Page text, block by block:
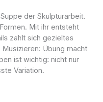
der Skulpturarbeit.
Mit ihr entsteht
zahlt sich gezieltes
Übung macht
ist wichtig: nicht nur
Variation.